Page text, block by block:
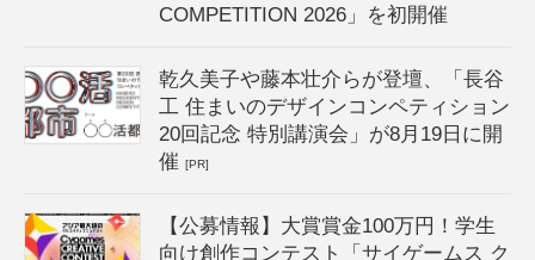
COMPETITION 2026」を初開催
乾久美子や藤本壮介らが登壇、「長谷
工 住まいのデザインコンペティション
20回記念 特別講演会」が8月19日に開
催[PR]
【公募情報】大賞賞金100万円！学生
向け創作コンテスト「サイゲームス ク